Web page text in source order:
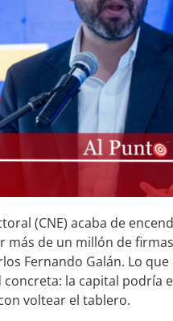
(CNE) acaba de
más de un millón de
Fernando Galán. Lo
la capital podría
voltear el tablero.